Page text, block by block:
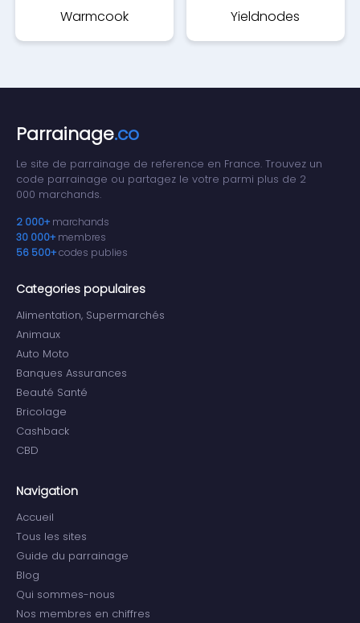
Warmcook Yieldnodes
Parrainage.co
Le site de parrainage de reference en France. Trouvez un
code parrainage ou partagez le votre parmi plus de 2
000 marchands.
2 000+ marchands
30 000+ membres
56 500+codes publies
Categories populaires
Alimentation, Supermarchés
Animaux
Auto Moto
Banques Assurances
Beauté Santé
Bricolage
Cashback
CBD
Navigation
Accueil
Tous les sites
Guide du parrainage
Blog
Qui sommes-nous
Nos membres en chiffres